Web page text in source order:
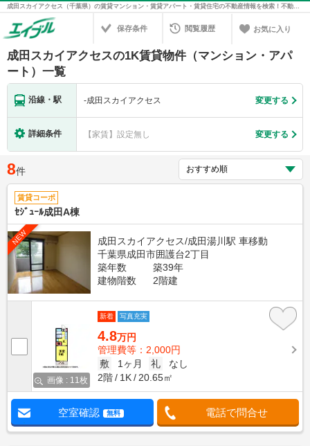
成田スカイアクセス（千葉県）の賃貸マンション・賃貸アパート・賃貸住宅の不動産情報を検索！不動産賃貸の物件探しは、お部屋探しのエイブル
保存条件 閲覧履歴 お気に入り
成田スカイアクセスの1K賃貸物件（マンション・アパ
ート）一覧
沿線・駅 -成田スカイアクセス 変更する
詳細条件 【家賃】設定無し 変更する
8件
賃貸コーポ
ｾｼﾞｭｰﾙ成田A棟
NEW
成田スカイアクセス/成田湯川駅 車移動
千葉県成田市囲護台2丁目
築年数
築39年
建物階数
2階建
画像 : 11枚
新着 写真充実
4.8万円
管理費等：2,000円
敷
1ヶ月 礼
なし
2階
1K 20.65㎡
空室確認 無料 電話で問合せ